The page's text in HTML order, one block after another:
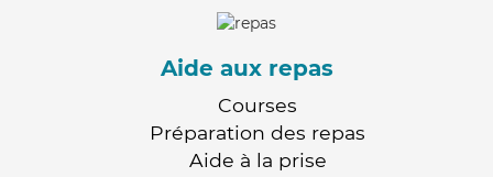
Aide aux repas
Courses
Préparation des repas
Aide à la prise